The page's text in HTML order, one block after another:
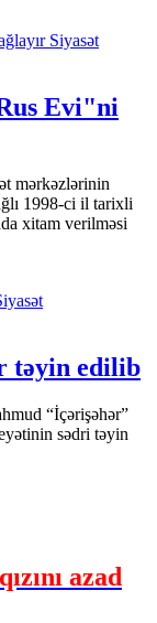
Siyasət
Evi"ni
mərkəzlərinin
1998-ci il tarixli
xitam verilməsi
təyin edilib
“İçərişəhər”
sədri təyin
azad